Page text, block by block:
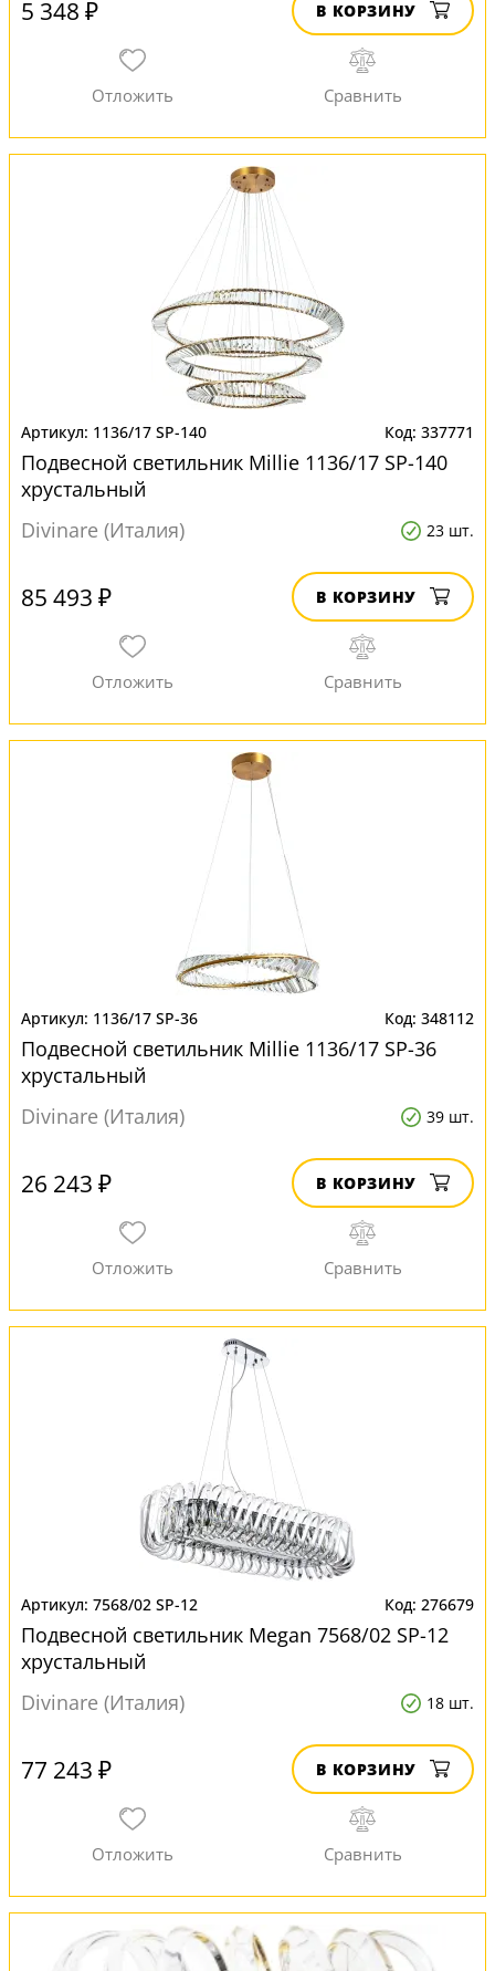
5 348 ₽ В КОРЗИНУ
1136/17 SP-140 337771
Подвесной светильник Millie 1136/17 SP-140
хрустальный
Divinare (Италия)
23 шт.
85 493 ₽ В КОРЗИНУ
1136/17 SP-36 348112
Подвесной светильник Millie 1136/17 SP-36
хрустальный
Divinare (Италия)
39 шт.
26 243 ₽ В КОРЗИНУ
7568/02 SP-12 276679
Подвесной светильник Megan 7568/02 SP-12
хрустальный
Divinare (Италия)
18 шт.
77 243 ₽ В КОРЗИНУ